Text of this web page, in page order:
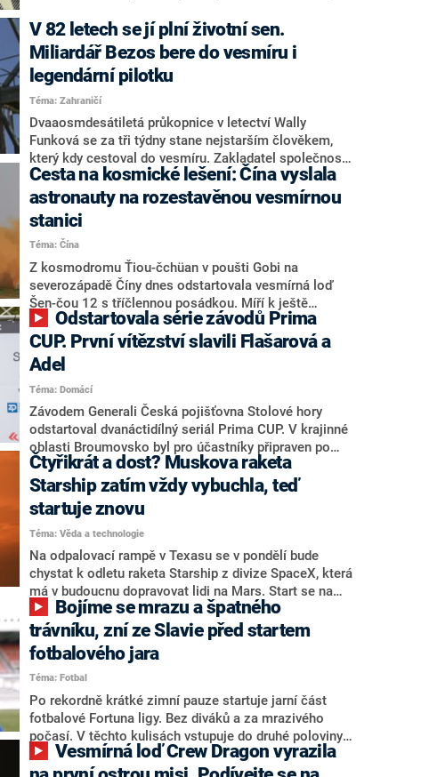
minut, Bezosův modul nakonec přistál zpět na Zemi.
Let je významný i tím, že se ho společně zúčastnili
dosud nejstarší i nejmladší astronaut. Firma Blue
Origin se tak zřejmě zařadí mezi soukromé
společnosti schopné dopravovat do vesmíru
astronauty.
V 82 letech se jí plní životní sen.
Miliardář Bezos bere do vesmíru i
legendární pilotku
Téma: Zahraničí
Dvaaosmdesátiletá průkopnice v letectví Wally
Funková se za tři týdny stane nejstarším člověkem,
který kdy cestoval do vesmíru. Zakladatel společnosti
Blue Origin a nejbohatší muž světa Jeff Bezos si ji
totiž vybral jako čestného hosta své první výpravy do
vesmíru.
Cesta na kosmické lešení: Čína vyslala
astronauty na rozestavěnou vesmírnou
stanici
Téma: Čína
Z kosmodromu Ťiou-čchüan v poušti Gobi na
severozápadě Číny dnes odstartovala vesmírná loď
Šen-čou 12 s tříčlennou posádkou. Míří k ještě
nedokončené čínské vesmírné stanici. Informovaly o
tom agentury. Jde o start prvního čínského
pilotovaného kosmického plavidla za téměř
posledních pět let
CUP. První vítězství slavili Flašarová a
Adel
Téma: Domácí
Závodem Generali Česká pojišťovna Stolové hory
odstartoval dvanáctidílný seriál Prima CUP. V krajinné
oblasti Broumovsko byl pro účastníky připraven po
vydatném dešti nelehký okruh. Náročnosti přidaly i
dopolední přeháňky, ale ani ty neodradily několik
stovek účastníků, aby se postavili na start. V
odpoledních hodinách jim pak bylo odměnou slunce.
Čtyřikrát a dost? Muskova raketa
Starship zatím vždy vybuchla, teď
startuje znovu
Téma: Věda a technologie
Na odpalovací rampě v Texasu se v pondělí bude
chystat k odletu raketa Starship z divize SpaceX, která
má v budoucnu dopravovat lidi na Mars. Start se na
začátek nového týdne přesunul z pátku. Ačkoli stroj
při třech testovacích letech prozatím ukázal, že
vystoupá do výšky několika kilometrů, nakonec během
mise vždy explodoval. Čtvrté selhání by tak Elonu
Muskovi už nemuselo snadno projít.
trávníku, zní ze Slavie před startem
fotbalového jara
Téma: Fotbal
Po rekordně krátké zimní pauze startuje jarní část
fotbalové Fortuna ligy. Bez diváků a za mrazivého
počasí. V těchto kulisách vstupuje do druhé poloviny
soutěže také favorit na celkové vítězství – pražská
Slavia. Ta útočí na třetí titul v řadě.